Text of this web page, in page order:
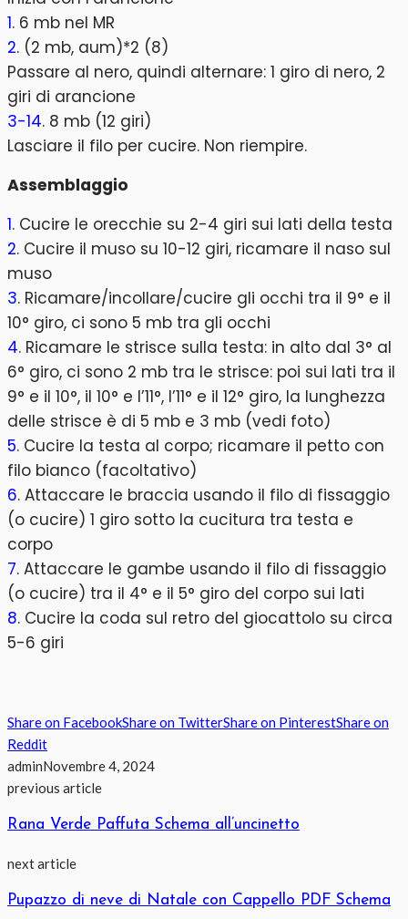
1. 6 mb nel MR
2. (2 mb, aum)*2 (8)
Passare al nero, quindi alternare: 1 giro di nero, 2
giri di arancione
3-14. 8 mb (12 giri)
Lasciare il filo per cucire. Non riempire.
Assemblaggio
1. Cucire le orecchie su 2-4 giri sui lati della testa
2. Cucire il muso su 10-12 giri, ricamare il naso sul
muso
3. Ricamare/incollare/cucire gli occhi tra il 9° e il
10° giro, ci sono 5 mb tra gli occhi
4. Ricamare le strisce sulla testa: in alto dal 3° al
6° giro, ci sono 2 mb tra le strisce: poi sui lati tra il
9° e il 10°, il 10° e l’11°, l’11° e il 12° giro, la lunghezza
delle strisce è di 5 mb e 3 mb (vedi foto)
5. Cucire la testa al corpo; ricamare il petto con
filo bianco (facoltativo)
6. Attaccare le braccia usando il filo di fissaggio
(o cucire) 1 giro sotto la cucitura tra testa e
corpo
7. Attaccare le gambe usando il filo di fissaggio
(o cucire) tra il 4° e il 5° giro del corpo sui lati
8. Cucire la coda sul retro del giocattolo su circa
5-6 giri
Share on FacebookShare on TwitterShare on PinterestShare on
Reddit
adminNovembre 4, 2024
previous article
Rana Verde Paffuta Schema all’uncinetto
next article
Pupazzo di neve di Natale con Cappello PDF Schema